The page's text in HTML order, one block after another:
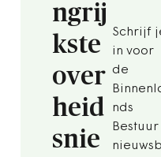
ngrij
kste
over
heid
snie
Schrijf
in voor
de
nds
Bestuur